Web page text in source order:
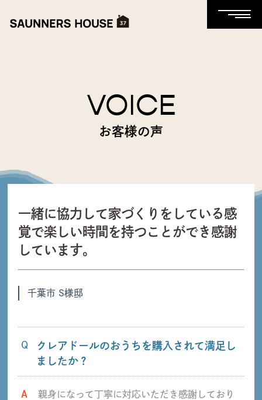
VOICE
お客様の声
一緒に協力して家づくりをしている感
覚で楽しい時間を持つことができ感謝
しています。
千葉市 S様邸
Q
クレアドールのおうちを購入されて満足し
ましたか？
A
親身になって丁寧に対応いただき感謝しており